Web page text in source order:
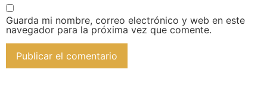
Guarda mi nombre, correo electrónico y web en este
navegador para la próxima vez que comente.